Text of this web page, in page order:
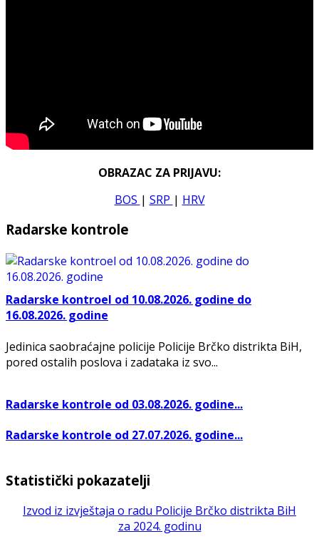
OBRAZAC ZA PRIJAVU:
BOS | SRP | HRV
Radarske kontrole
Radarske kontroel od 10.08.2026. godine do
16.08.2026. godine
Jedinica saobraćajne policije Policije Brčko distrikta BiH,
pored ostalih poslova i zadataka iz svo...
Radarske kontrole od 03.08.2026. godine...
Radarske kontrole od 27.07.2026. godine...
Statistički pokazatelji
Izvod iz izvještaja o radu Policije Brčko distrikta BiH
za 2024. godinu